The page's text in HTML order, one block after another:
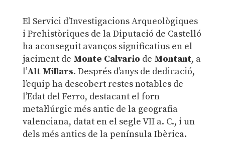
El Servici d’Investigacions Arqueològiques
i Prehistòriques de la Diputació de Castelló
ha aconseguit avanços significatius en el
jaciment de Monte Calvario de Montant, a
l’Alt Millars. Després d’anys de dedicació,
l’equip ha descobert restes notables de
l’Edat del Ferro, destacant el forn
metal·lúrgic més antic de la geografia
valenciana, datat en el segle VII a. C., i un
dels més antics de la península Ibèrica.